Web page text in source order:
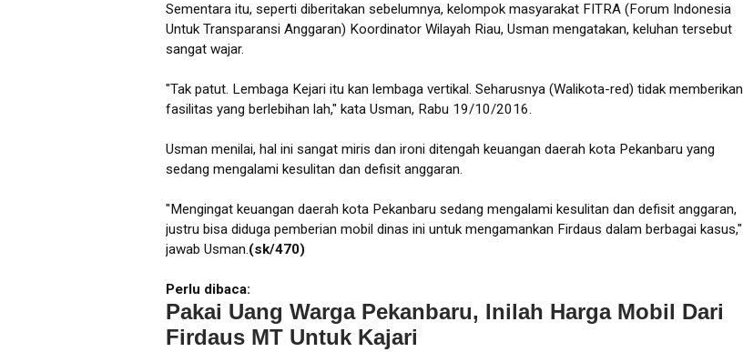
Sementara itu, seperti diberitakan sebelumnya, kelompok masyarakat FITRA (Forum Indonesia
Untuk Transparansi Anggaran) Koordinator Wilayah Riau, Usman mengatakan, keluhan tersebut
sangat wajar.
"Tak patut. Lembaga Kejari itu kan lembaga vertikal. Seharusnya (Walikota-red) tidak memberikan
fasilitas yang berlebihan lah," kata Usman, Rabu 19/10/2016.
Usman menilai, hal ini sangat miris dan ironi ditengah keuangan daerah kota Pekanbaru yang
sedang mengalami kesulitan dan defisit anggaran.
"Mengingat keuangan daerah kota Pekanbaru sedang mengalami kesulitan dan defisit anggaran,
justru bisa diduga pemberian mobil dinas ini untuk mengamankan Firdaus dalam berbagai kasus,"
jawab Usman.(sk/470)
Perlu dibaca:
Pakai Uang Warga Pekanbaru, Inilah Harga Mobil Dari
Firdaus MT Untuk Kajari